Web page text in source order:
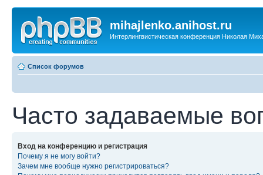
mihajlenko.anihost.ru
Интерлингвистическая конференция Николая
Список форумов
Часто задаваемые
Вход на конференцию и регистрация
Почему я не могу войти?
Зачем мне вообще нужно регистрироваться?